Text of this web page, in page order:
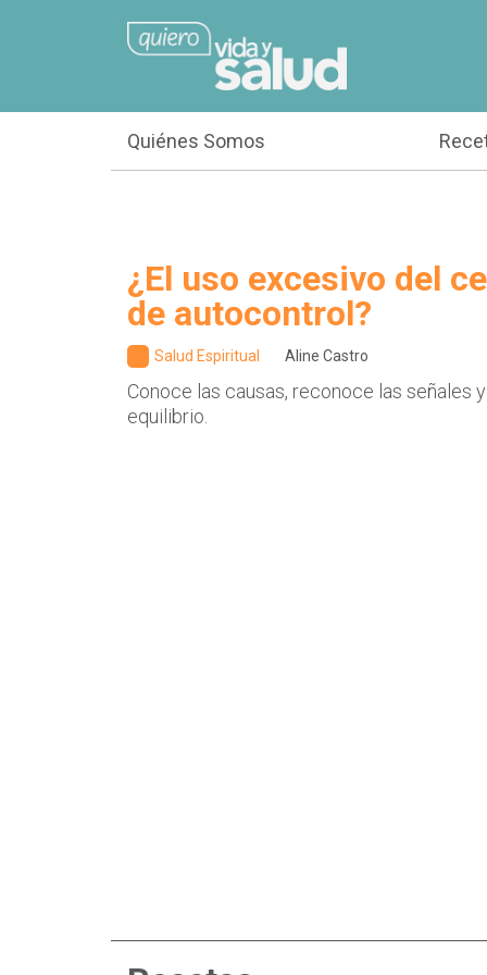
Quiénes Somos
¿El uso excesivo del
de autocontrol?
Salud Espiritual Aline Castro
Conoce las causas, reconoce las señales
equilibrio.